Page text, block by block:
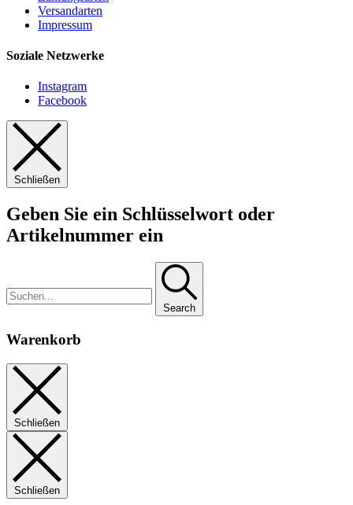
Versandarten
Impressum
Soziale Netzwerke
Instagram
Facebook
Schließen
Geben Sie ein Schlüsselwort oder
Artikelnummer ein
Search
Warenkorb
Schließen
Schließen